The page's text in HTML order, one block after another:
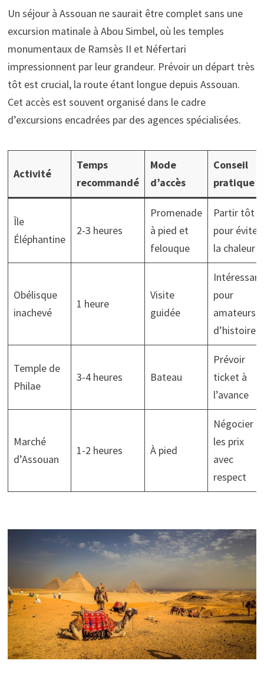
Un séjour à Assouan ne saurait être complet sans une
excursion matinale à Abou Simbel, où les temples
monumentaux de Ramsès II et Néfertari
impressionnent par leur grandeur. Prévoir un départ très
tôt est crucial, la route étant longue depuis Assouan.
Cet accès est souvent organisé dans le cadre
d’excursions encadrées par des agences spécialisées.
Activité
Temps
recommandé
Mode
d’accès
Conseil
pratique
Île
Éléphantine
2-3 heures
Promenade
à pied et
felouque
Partir tôt
pour éviter
la chaleur
Obélisque
inachevé
1 heure
Visite
guidée
Intéressant
pour
amateurs
d’histoire
Temple de
Philae
3-4 heures Bateau
Prévoir
ticket à
l’avance
Marché
d’Assouan
1-2 heures À pied
Négocier
les prix
avec
respect